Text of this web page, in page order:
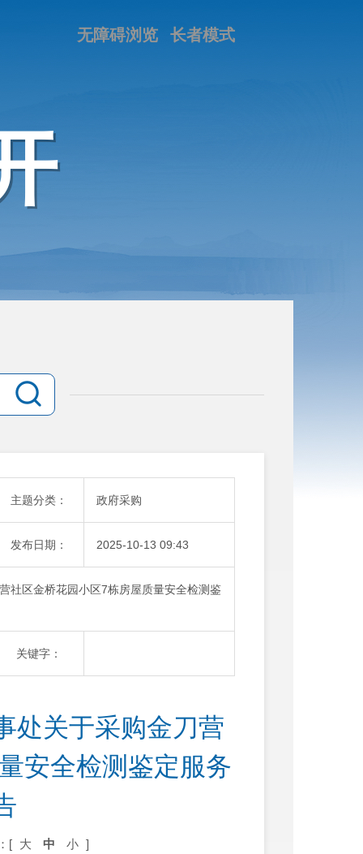
长者模式
无障碍浏览
主题分类： 政府采购
发布日期： 2025-10-13 09:43
社区金桥花园小区7栋房屋质量安全检测鉴
关键字：
处关于采购金刀营
安全检测鉴定服务
[ 大 中 小 ]